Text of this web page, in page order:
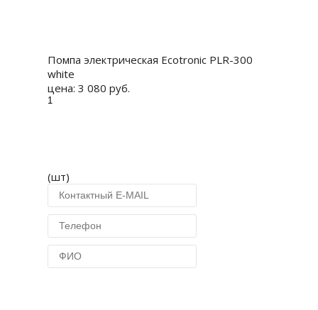
Помпа электрическая Ecotronic PLR-300
white
цена:3 080 руб.
(шт)